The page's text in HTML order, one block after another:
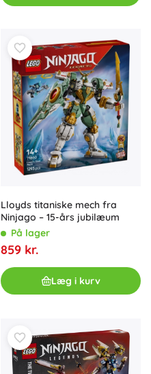
Lloyds titaniske mech fra
Ninjago – 15-års jubilæum
På lager
859 kr.
Læg i kurv